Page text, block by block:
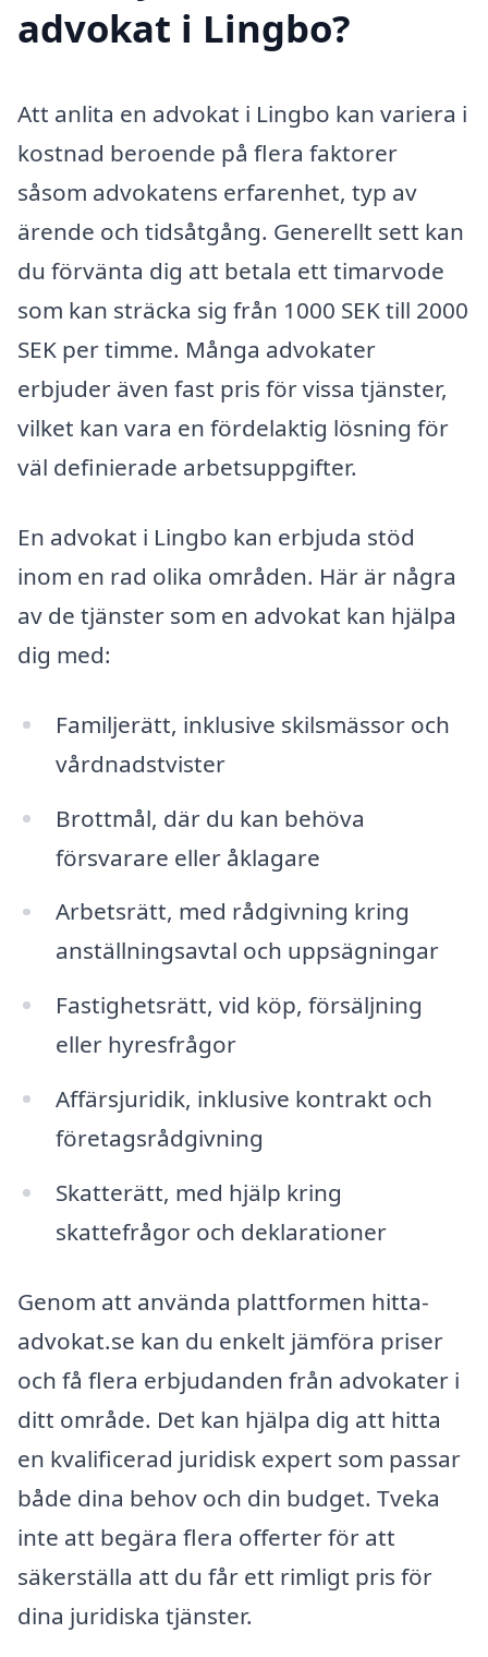
advokat i Lingbo?
Att anlita en advokat i Lingbo kan variera i
kostnad beroende på flera faktorer
såsom advokatens erfarenhet, typ av
ärende och tidsåtgång. Generellt sett kan
du förvänta dig att betala ett timarvode
som kan sträcka sig från 1000 SEK till 2000
SEK per timme. Många advokater
erbjuder även fast pris för vissa tjänster,
vilket kan vara en fördelaktig lösning för
väl definierade arbetsuppgifter.
En advokat i Lingbo kan erbjuda stöd
inom en rad olika områden. Här är några
av de tjänster som en advokat kan hjälpa
dig med:
Familjerätt, inklusive skilsmässor och
vårdnadstvister
Brottmål, där du kan behöva
försvarare eller åklagare
Arbetsrätt, med rådgivning kring
anställningsavtal och uppsägningar
Fastighetsrätt, vid köp, försäljning
eller hyresfrågor
Affärsjuridik, inklusive kontrakt och
företagsrådgivning
Skatterätt, med hjälp kring
skattefrågor och deklarationer
Genom att använda plattformen hitta-
advokat.se kan du enkelt jämföra priser
och få flera erbjudanden från advokater i
ditt område. Det kan hjälpa dig att hitta
en kvalificerad juridisk expert som passar
både dina behov och din budget. Tveka
inte att begära flera offerter för att
säkerställa att du får ett rimligt pris för
dina juridiska tjänster.